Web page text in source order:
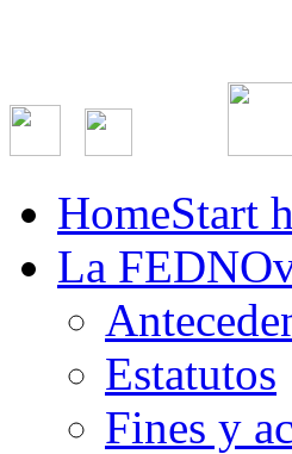
HomeStart
La FEDN
Estatutos
Fines y